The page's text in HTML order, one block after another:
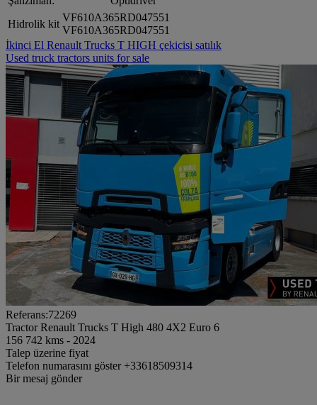
Hidrolik kit
VF610A365RD047551
VF610A365RD047551
İkinci El Renault Trucks T HIGH çekicisi satılık
Used truck tractors units for sale
Referans:72269
Tractor Renault Trucks T High 480 4X2 Euro 6
156 742 kms - 2024
Talep üzerine fiyat
Telefon numarasını göster +33618509314
Bir mesaj gönder